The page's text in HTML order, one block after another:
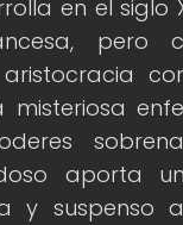
en el siglo
aporta
y suspenso